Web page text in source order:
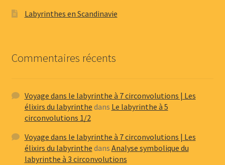
Labyrinthes en Scandinavie
Commentaires récents
Voyage dans le labyrinthe à 7 circonvolutions | Les
élixirs du labyrinthe dans Le labyrinthe à 5
circonvolutions 1/2
Voyage dans le labyrinthe à 7 circonvolutions | Les
élixirs du labyrinthe dans Analyse symbolique du
labyrinthe à 3 circonvolutions